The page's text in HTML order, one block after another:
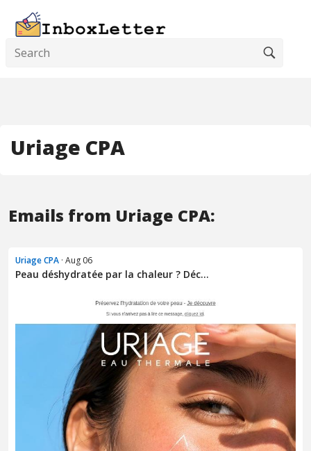
Uriage CPA
Emails from Uriage CPA:
Uriage CPA · Aug 06
Peau déshydratée par la chaleur ? Déc...